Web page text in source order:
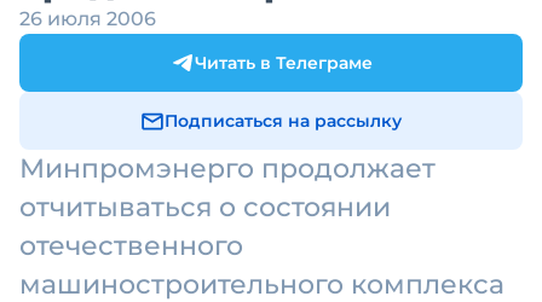
26 июля 2006
Читать в Телеграме
Подписаться на рассылку
Минпромэнерго продолжает
отчитываться о состоянии
отечественного
машиностроительного комплекса